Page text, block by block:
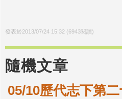
發表於2013/07/24 15:32 (6943閱讀)
隨機文章
05/10歷代志下第